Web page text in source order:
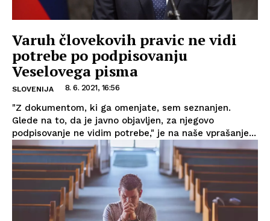
Varuh človekovih pravic ne vidi
potrebe po podpisovanju
Veselovega pisma
SLOVENIJA 8. 6. 2021, 16:56
"Z dokumentom, ki ga omenjate, sem seznanjen.
Glede na to, da je javno objavljen, za njegovo
podpisovanje ne vidim potrebe," je na naše vprašanje...